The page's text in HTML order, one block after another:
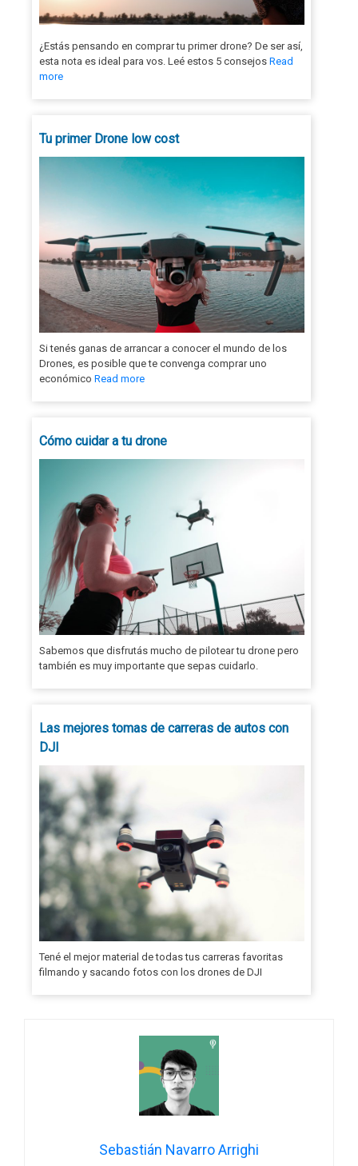
¿Estás pensando en comprar tu primer drone? De ser así,
esta nota es ideal para vos. Leé estos 5 consejos Read
more
Tu primer Drone low cost
Si tenés ganas de arrancar a conocer el mundo de los
Drones, es posible que te convenga comprar uno
económico Read more
Cómo cuidar a tu drone
Sabemos que disfrutás mucho de pilotear tu drone pero
también es muy importante que sepas cuidarlo.
Las mejores tomas de carreras de autos con
DJI
Tené el mejor material de todas tus carreras favoritas
filmando y sacando fotos con los drones de DJI
Sebastián Navarro Arrighi